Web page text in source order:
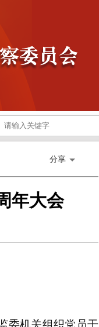
分享
年大会
委机关组织党员干